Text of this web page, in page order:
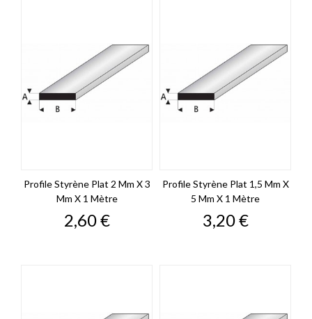
Profile Styrène Plat 2 Mm X 3
Mm X 1 Mètre
Prix
2,60 €
Profile Styrène Plat 1,5 Mm X
5 Mm X 1 Mètre
Prix
3,20 €